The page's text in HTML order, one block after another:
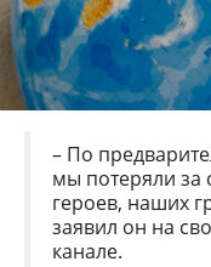
– По
мы потеряли за
героев, наших
заявил он на
канале.